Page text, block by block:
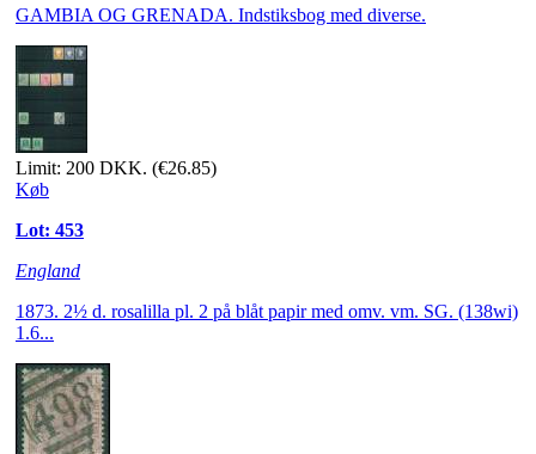
GAMBIA OG GRENADA. Indstiksbog med diverse.
Limit: 200 DKK. (€26.85)
Køb
Lot: 453
England
1873. 2½ d. rosalilla pl. 2 på blåt papir med omv. vm. SG. (138wi)
1.6...